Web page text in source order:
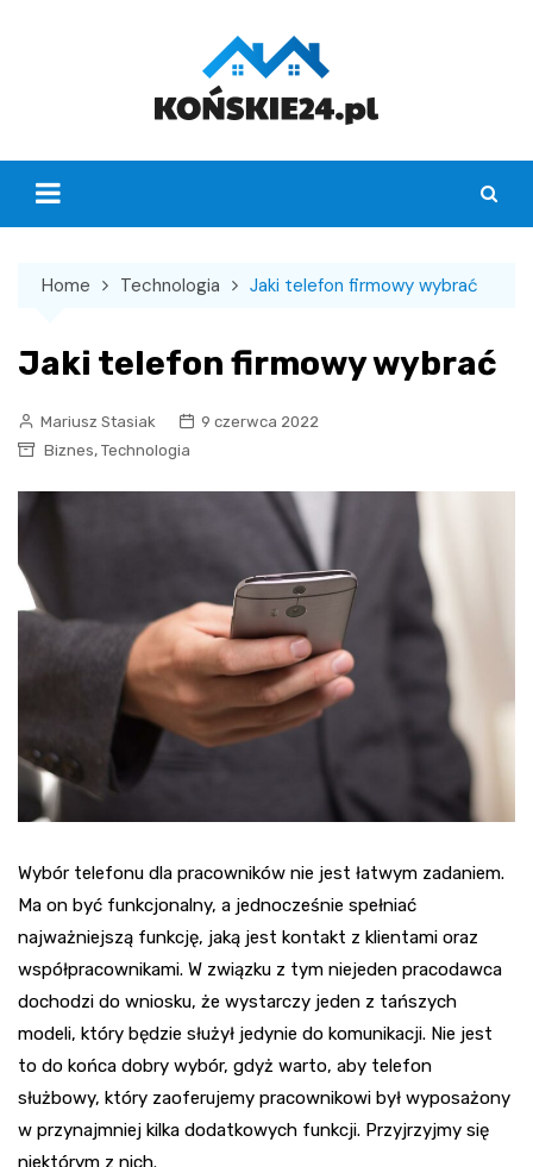
Home Technologia Jaki telefon firmowy wybrać
Jaki telefon firmowy wybrać
Mariusz Stasiak
9 czerwca 2022
Biznes, Technologia
Wybór telefonu dla pracowników nie jest łatwym zadaniem.
Ma on być funkcjonalny, a jednocześnie spełniać
najważniejszą funkcję, jaką jest kontakt z klientami oraz
współpracownikami. W związku z tym niejeden pracodawca
dochodzi do wniosku, że wystarczy jeden z tańszych
modeli, który będzie służył jedynie do komunikacji. Nie jest
to do końca dobry wybór, gdyż warto, aby telefon
służbowy, który zaoferujemy pracownikowi był wyposażony
w przynajmniej kilka dodatkowych funkcji. Przyjrzyjmy się
niektórym z nich.